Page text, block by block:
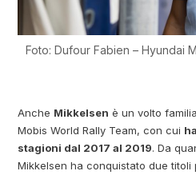
Foto: Dufour Fabien – Hyundai
Anche Mikkelsen è un volto
Mobis World Rally Team, con cui
stagioni dal 2017 al 2019. Da
Mikkelsen ha conquistato due titoli